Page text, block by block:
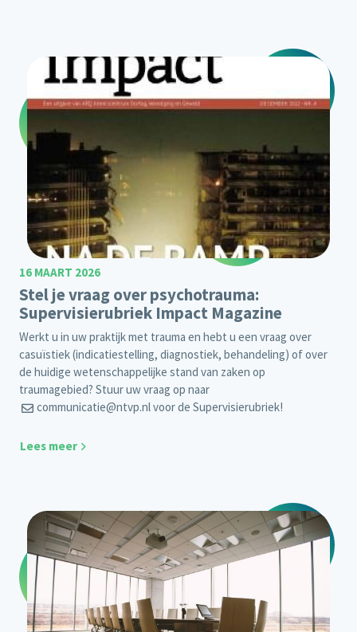
16 MAART 2026
Stel je vraag over psychotrauma:
Supervisierubriek Impact Magazine
Werkt u in uw praktijk met trauma en hebt u een vraag over
casuïstiek (indicatiestelling, diagnostiek, behandeling) of over
de huidige wetenschappelijke stand van zaken op
traumagebied? Stuur uw vraag op naar
communicatie@ntvp.nlvoor de Supervisierubriek!
Lees meer